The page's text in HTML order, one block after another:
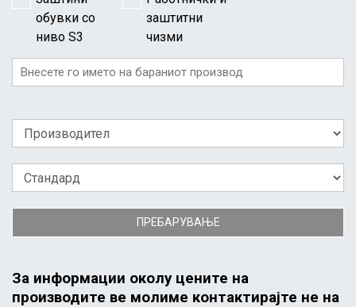
обувки со
ниво S3
заштитни
чизми
ПРЕБАРУВАЊЕ
За информации околу цените на
производите ве молиме контактирајте не на